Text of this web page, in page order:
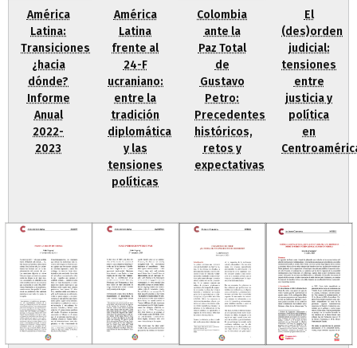
América
Latina:
Transiciones
¿hacia
dónde?
Informe
Anual
2022-
2023
América
Latina
frente al
24-F
ucraniano:
entre la
tradición
diplomática
y las
tensiones
políticas
Colombia
ante la
Paz Total
de
Gustavo
Petro:
Precedentes
históricos,
retos y
expectativas
El
(des)orden
judicial:
tensiones
entre
justicia y
política
en